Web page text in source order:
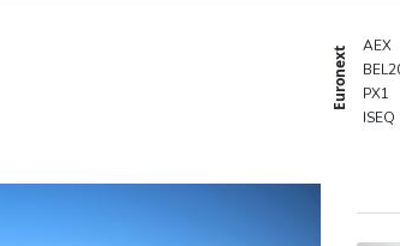
Foot: Rodri a donné son accord au
La Bourse de Paris reste
L'américain Apollo remporte la bataille pour
Euronext AEX
PX1
ISEQ